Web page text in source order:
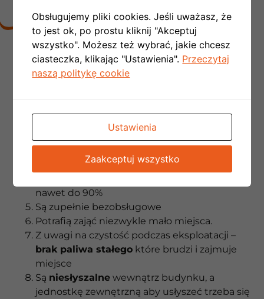
Nie trzeba tworzyć kotłowni,można
zrezygnować z kominów spalinowychi
wentylacyjnych czyli obniżamy koszt budowy
kosztownej instalacji gazowej do budynku
Otrzymujemy przy okazji funkcję chłodzenia
Dostępne są programy rządowe
nawet do 90%
Są zupełnie bezobsługowe
Potrafią zająć niezwykle mało miejsca.
Z uwagi na czystość podczas eksploatacji –
brak paliwa stałego które brudzi i zajmuje
miejsce
Są niesłyszalne wewnątrz budynku, a
jednostkę zewnętrzną aby usłyszeć trzeba się
Obsługujemy pliki cookies. Jeśli uważasz, że
to jest ok, po prostu kliknij "Akceptuj
wszystko". Możesz też wybrać, jakie chcesz
ciasteczka, klikając "Ustawienia". Przeczytaj
naszą politykę cookie
Ustawienia
Zaakceptuj wszystko